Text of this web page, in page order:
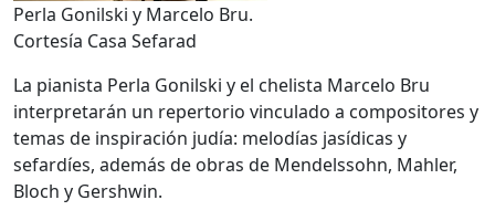
Perla Gonilski y Marcelo Bru.
Cortesía Casa Sefarad
La pianista Perla Gonilski y el chelista Marcelo Bru
interpretarán un repertorio vinculado a compositores y
temas de inspiración judía: melodías jasídicas y
sefardíes, además de obras de Mendelssohn, Mahler,
Bloch y Gershwin.